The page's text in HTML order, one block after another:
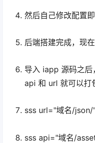
然后自己修改配置
后端搭建完成，现
导入 iapp 源码之
api 和 url 就可以打
sss url="域名/json/
sss api="域名/